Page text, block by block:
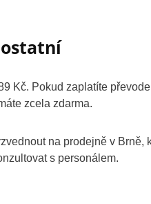
Kč. Pokud zaplatíte
zcela zdarma.
na prodejně v
s personálem.